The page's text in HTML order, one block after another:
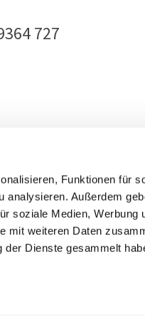
Funktionen für
analysieren. Außerdem
soziale Medien, Werbung
mit weiteren Daten
der Dienste gesammelt
727
Barrierefreiheitserklärung
Facebook
E-
Mail